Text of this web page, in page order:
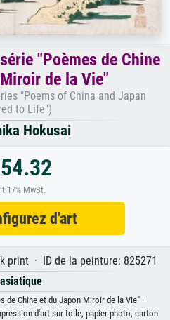
"Poèmes de Chine
de la Vie"
"Poems of China and Japan
to Life")
Hokusai
17% MwSt.
d'art
print · ID de la peinture: 825271
de Chine et du Japon Miroir de la Vie" ·
d'art sur toile, papier photo, carton